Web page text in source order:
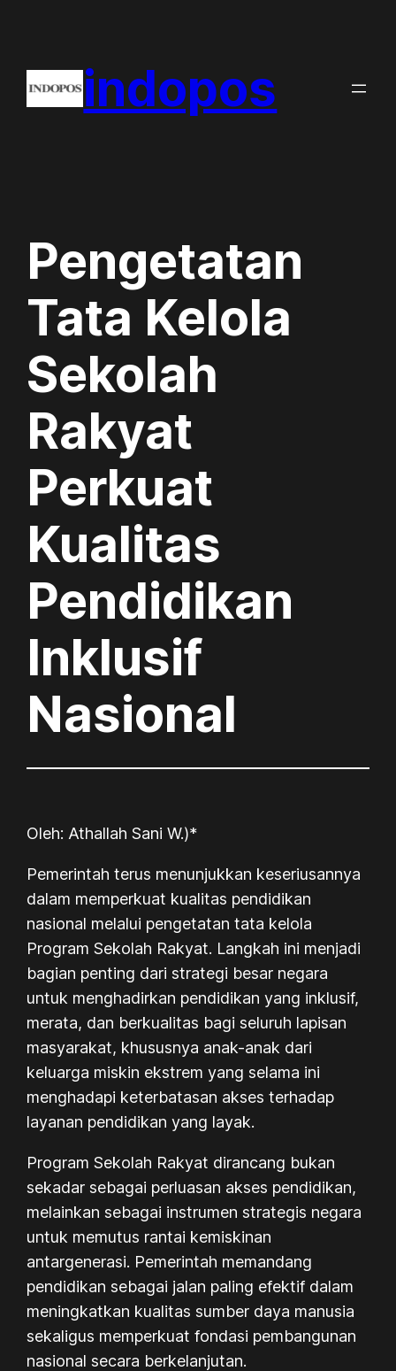
content
indopos
Pengetatan
Tata Kelola
Sekolah
Rakyat
Perkuat
Kualitas
Pendidikan
Inklusif
Nasional
Oleh: Athallah Sani W.)*
Pemerintah terus menunjukkan keseriusannya
dalam memperkuat kualitas pendidikan
nasional melalui pengetatan tata kelola
Program Sekolah Rakyat. Langkah ini menjadi
bagian penting dari strategi besar negara
untuk menghadirkan pendidikan yang inklusif,
merata, dan berkualitas bagi seluruh lapisan
masyarakat, khususnya anak-anak dari
keluarga miskin ekstrem yang selama ini
menghadapi keterbatasan akses terhadap
layanan pendidikan yang layak.
Program Sekolah Rakyat dirancang bukan
sekadar sebagai perluasan akses pendidikan,
melainkan sebagai instrumen strategis negara
untuk memutus rantai kemiskinan
antargenerasi. Pemerintah memandang
pendidikan sebagai jalan paling efektif dalam
meningkatkan kualitas sumber daya manusia
sekaligus memperkuat fondasi pembangunan
nasional secara berkelanjutan.